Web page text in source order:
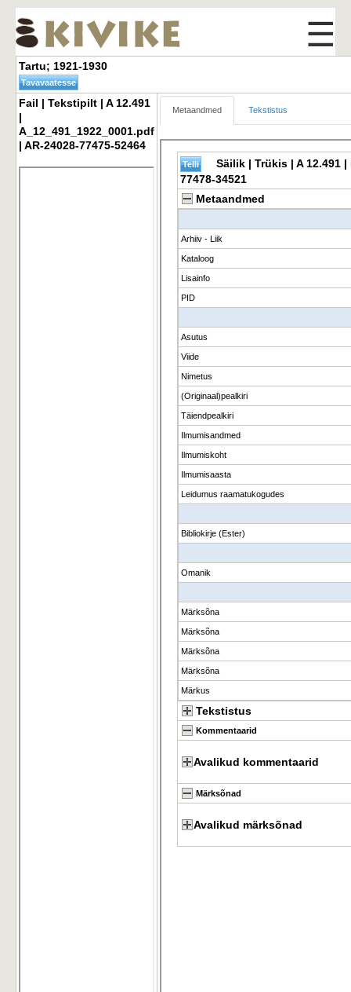
☰
Tartu; 1921-1930
Fail | Tekstipilt | A 12.491
|
A_12_491_1922_0001.pdf
| AR-24028-77475-52464
Metaandmed Tekstistus